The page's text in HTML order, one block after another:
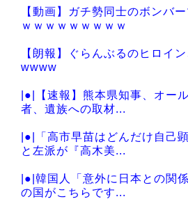
【動画】ガチ勢同士のボンバ
ｗｗｗｗｗｗｗｗｗ
【朗報】ぐらんぶるのヒロイ
wwww
|●|【速報】熊本県知事、オー
者、遺族への取材...
|●|「高市早苗はどんだけ自己
と左派が『高木美...
|●|韓国人「意外に日本との関
の国がこちらです...